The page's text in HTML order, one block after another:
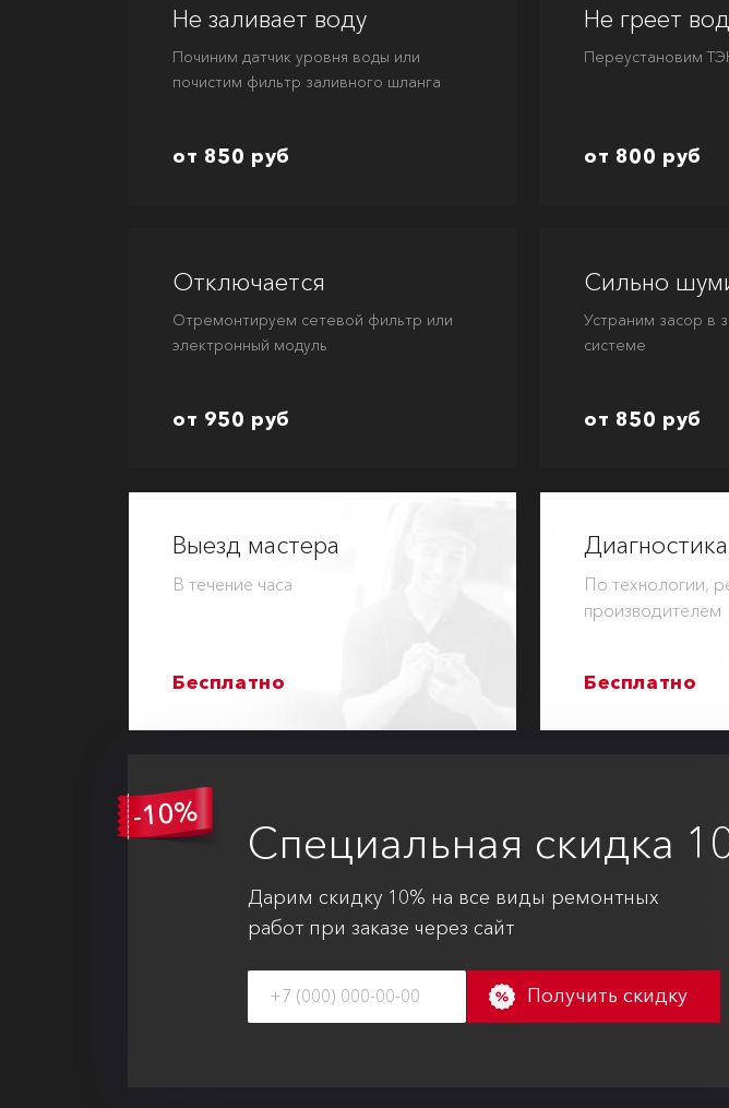
Не заливает воду
Починим датчик уровня воды или
почистим фильтр заливного шланга
от 850 руб
Не греет
Переустановим
от 800 руб
Отключается
Отремонтируем сетевой фильтр или
электронный модуль
от 950 руб
Сильно
Устраним засор в
системе
от 850 руб
Выезд мастера
В течение часа
Бесплатно
Диагностика
По технологии,
производителем
Бесплатно
Специальная скидка
Дарим скидку 10% на все виды ремонтных
работ при заказе через сайт
Получить скидку